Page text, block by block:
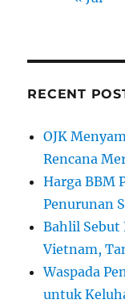
RECENT
OJK
Rencana
Harga BBM
Penurunan
Bahlil
Vietnam,
Waspada
untuk